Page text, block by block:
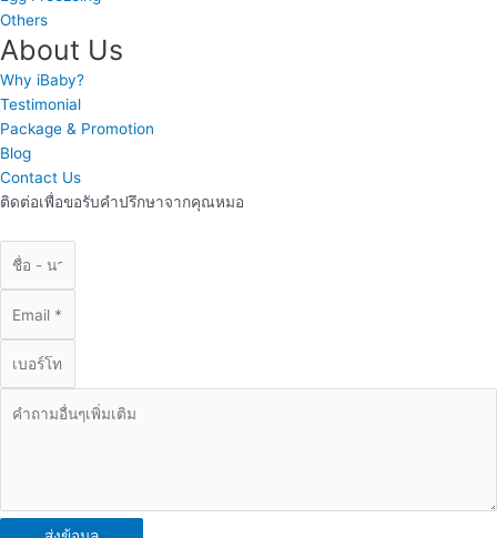
Others
About Us
Why iBaby?
Testimonial
Package & Promotion
Blog
Contact Us
ติดต่อเพื่อขอรับคำปรึกษาจากคุณหมอ